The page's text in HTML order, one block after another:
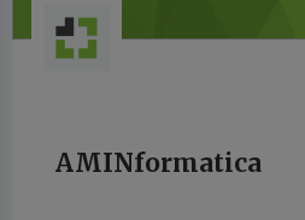
AMINformatica